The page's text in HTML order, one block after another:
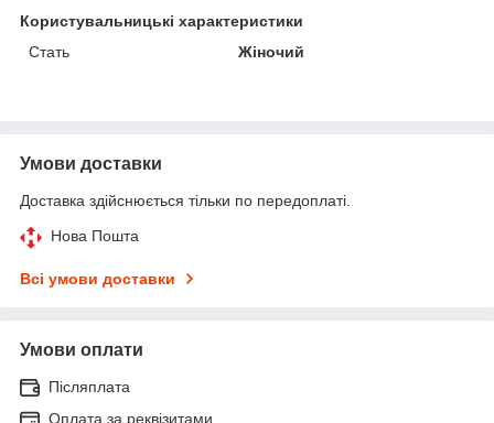
Користувальницькі характеристики
Стать
Жіночий
Умови доставки
Доставка здійснюється тільки по передоплаті.
Нова Пошта
Всі умови доставки
Умови оплати
Післяплата
Оплата за реквізитами